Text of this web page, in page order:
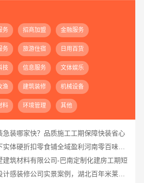
务 招商加盟 金融服务
务 旅游住宿 日用百货
技 信息服务 文体娱乐
渔 建筑装修 机械设备
料 环境管理 其他
急装哪家快？品质施工工期保障快装省心
社区线下实体硬折扣零食铺全域盈利河南零百味供应链有限公司
建筑材料有限公司-巴南定制化建房工期短
鄂州有设计感装修公司实景案例，湖北百年米莱空间美学装饰材料有限公司